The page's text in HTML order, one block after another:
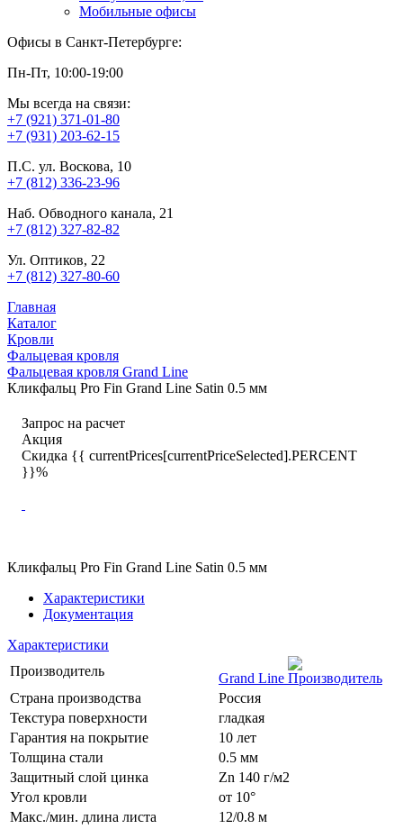
Мобильные офисы
Офисы в Санкт-Петербурге:
Пн-Пт, 10:00-19:00
Мы всегда на связи:
+7 (921) 371-01-80
+7 (931) 203-62-15
П.С. ул. Воскова, 10
+7 (812) 336-23-96
Наб. Обводного канала, 21
+7 (812) 327-82-82
Ул. Оптиков, 22
+7 (812) 327-80-60
Главная
Каталог
Кровли
Фальцевая кровля
Фальцевая кровля Grand Line
Кликфальц Pro Fin Grand Line Satin 0.5 мм
Запрос на расчет
Акция
Скидка {{ currentPrices[currentPriceSelected].PERCENT
}}%
Кликфальц Pro Fin Grand Line Satin 0.5 мм
Характеристики
Документация
Характеристики
Производитель
Grand Line
Страна производства
Россия
Текстура поверхности
гладкая
Гарантия на покрытие
10 лет
Толщина стали
0.5 мм
Защитный слой цинка
Zn 140 г/м2
Угол кровли
от 10°
Макс./мин. длина листа
12/0.8 м